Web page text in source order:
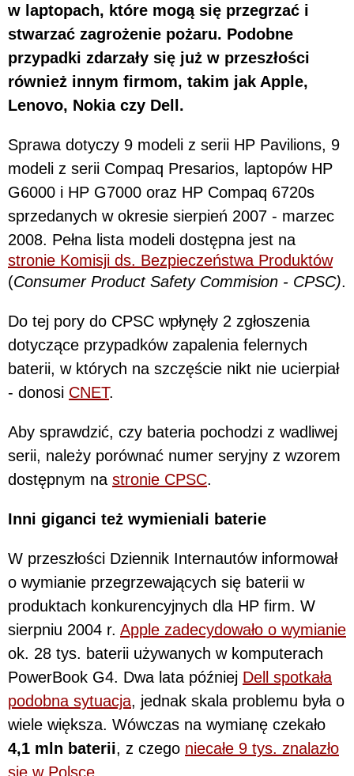
w laptopach, które mogą się przegrzać i
stwarzać zagrożenie pożaru. Podobne
przypadki zdarzały się już w przeszłości
również innym firmom, takim jak Apple,
Lenovo, Nokia czy Dell.
Sprawa dotyczy 9 modeli z serii HP Pavilions, 9
modeli z serii Compaq Presarios, laptopów HP
G6000 i HP G7000 oraz HP Compaq 6720s
sprzedanych w okresie sierpień 2007 - marzec
2008. Pełna lista modeli dostępna jest na
stronie Komisji ds. Bezpieczeństwa Produktów
(Consumer Product Safety Commision - CPSC).
Do tej pory do CPSC wpłynęły 2 zgłoszenia
dotyczące przypadków zapalenia felernych
baterii, w których na szczęście nikt nie ucierpiał
- donosi CNET.
Aby sprawdzić, czy bateria pochodzi z wadliwej
serii, należy porównać numer seryjny z wzorem
dostępnym na stronie CPSC.
Inni giganci też wymieniali baterie
W przeszłości Dziennik Internautów informował
o wymianie przegrzewających się baterii w
produktach konkurencyjnych dla HP firm. W
sierpniu 2004 r. Apple zadecydowało o wymianie
ok. 28 tys. baterii używanych w komputerach
PowerBook G4. Dwa lata później Dell spotkała
podobna sytuacja, jednak skala problemu była o
wiele większa. Wówczas na wymianę czekało
4,1 mln baterii, z czego niecałe 9 tys. znalazło
się w Polsce.